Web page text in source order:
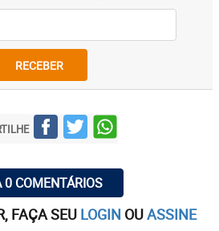
RECEBER
0 COMENTÁRIOS
FAÇA SEU LOGIN OUASSINE